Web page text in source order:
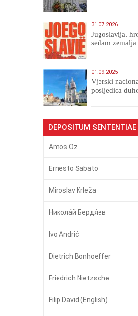
31.07.2026
Jugoslavija,
sedam
01.09.2025
​Vjerski
posljedica
DEPOSITUM SENTENTIAE
Amos Oz
Ernesto Sabato
Miroslav Krleža
Никола́й Бердя́ев
Ivo Andrić
Dietrich Bonhoeffer
Friedrich Nietzsche
Filip David (English)